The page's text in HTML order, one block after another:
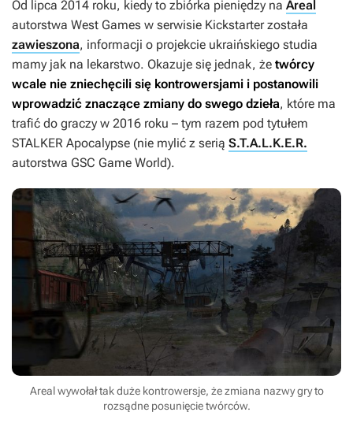
Od lipca 2014 roku, kiedy to zbiórka pieniędzy na Areal
autorstwa West Games w serwisie Kickstarter została
zawieszona, informacji o projekcie ukraińskiego studia
mamy jak na lekarstwo. Okazuje się jednak, że twórcy
wcale nie zniechęcili się kontrowersjami i postanowili
wprowadzić znaczące zmiany do swego dzieła, które ma
trafić do graczy w 2016 roku – tym razem pod tytułem
STALKER Apocalypse (nie mylić z serią S.T.A.L.K.E.R.
autorstwa GSC Game World).
Areal wywołał tak duże kontrowersje, że zmiana nazwy gry to
rozsądne posunięcie twórców.